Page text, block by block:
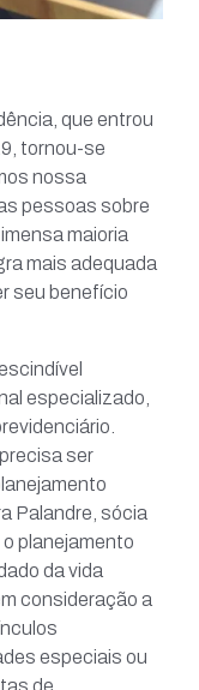
que entrou
tornou-se
nossa
pessoas sobre
maioria
mais adequada
seu benefício
especializado,
ser
Palandre, sócia
planejamento
da vida
consideração a
especiais ou